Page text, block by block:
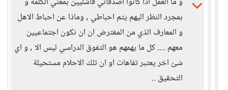
بمجرد النظر اليهم يتم احباطي , وماذا عن احباط الاهل
و المعارف الذي من المفترض ان ان نكون اجتماعيين
معهم .... كل ما يهمهم هو التفوق الدراسي ليس الا , و اي
شئ اخر يعتبر تفاهات او ان تلك الاحلام مستحيلة
التحقيق ..